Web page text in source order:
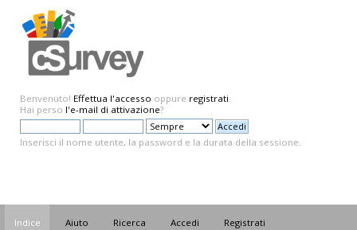
Benvenuto! Effettua l'accesso oppure registrati.
Hai perso l'e-mail di attivazione?
Inserisci il nome utente, la password e la durata della sessione.
Indice Aiuto Ricerca Accedi Registrati